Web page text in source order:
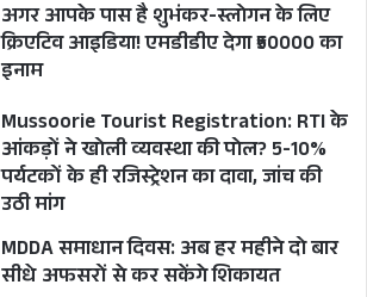
अगर आपके पास है शुभंकर-स्लोगन के लिए
क्रिएटिव आइडिया! एमडीडीए देगा ₹50000 का
इनाम
Mussoorie Tourist Registration: RTI के
आंकड़ों ने खोली व्यवस्था की पोल? 5-10%
पर्यटकों के ही रजिस्ट्रेशन का दावा, जांच की
उठी मांग
MDDA समाधान दिवस: अब हर महीने दो बार
सीधे अफसरों से कर सकेंगे शिकायत